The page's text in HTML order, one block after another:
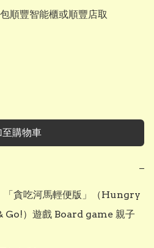
順豐智能櫃或順豐店取
至購物車
−
貪吃河馬輕便版」（Hungry
）遊戲 Board game 親子